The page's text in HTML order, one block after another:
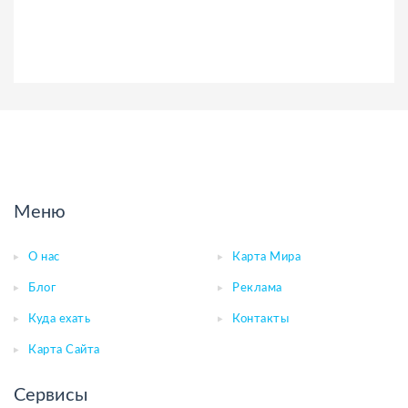
Меню
О нас Карта Мира
Блог Реклама
Куда ехать Контакты
Карта Сайта
Сервисы